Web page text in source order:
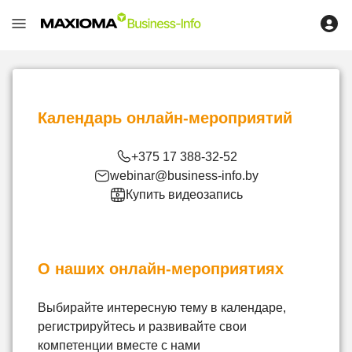
август
27
28 29 1 2
4 5 6 7 8
24 25 26 27 28 29 30
31 1 2 3 4 5 6
сентябрь
Календарь онлайн-мероприятий
+375 17 388-32-52
webinar@business-info.by
Купить видеозапись
О наших онлайн-мероприятиях
Выбирайте интересную тему в календаре,
регистрируйтесь и развивайте свои
компетенции вместе с нами